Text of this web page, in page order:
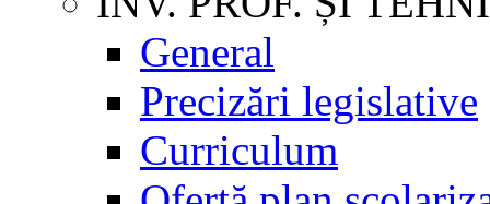
General
Precizări legislative
Curriculum